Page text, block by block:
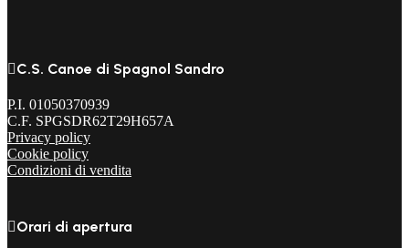
C.S. Canoe di Spagnol Sandro
P.I. 01050370939
C.F. SPGSDR62T29H657A
Privacy policy
Cookie policy
Condizioni di vendita
Orari di apertura